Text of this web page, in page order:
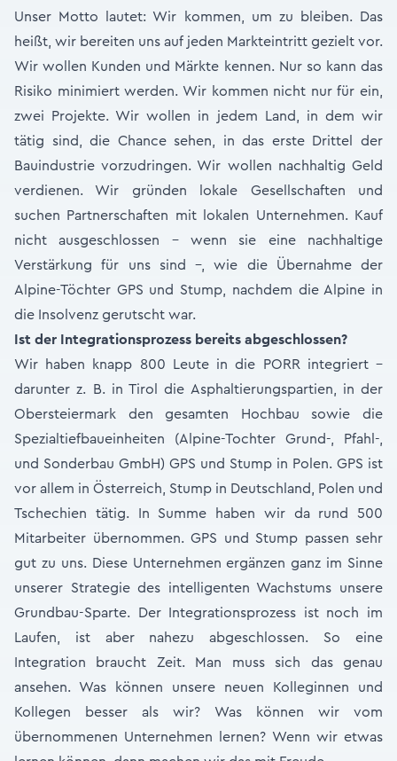
Unser Motto lautet: Wir kommen, um zu bleiben. Das
heißt, wir bereiten uns auf jeden Markteintritt gezielt vor.
Wir wollen Kunden und Märkte kennen. Nur so kann das
Risiko minimiert werden. Wir kommen nicht nur für ein,
zwei Projekte. Wir wollen in jedem Land, in dem wir
tätig sind, die Chance sehen, in das erste Drittel der
Bauindustrie vorzudringen. Wir wollen nachhaltig Geld
verdienen. Wir gründen lokale Gesellschaften und
suchen Partnerschaften mit lokalen Unternehmen. Kauf
nicht ausgeschlossen – wenn sie eine nachhaltige
Verstärkung für uns sind –, wie die Übernahme der
Alpine-Töchter GPS und Stump, nachdem die Alpine in
die Insolvenz gerutscht war.
Ist der Integrationsprozess bereits abgeschlossen?
Wir haben knapp 800 Leute in die PORR integriert –
darunter z. B. in Tirol die Asphaltierungspartien, in der
Obersteiermark den gesamten Hochbau sowie die
Spezialtiefbaueinheiten (Alpine-Tochter Grund-, Pfahl-,
und Sonderbau GmbH) GPS und Stump in Polen. GPS ist
vor allem in Österreich, Stump in Deutschland, Polen und
Tschechien tätig. In Summe haben wir da rund 500
Mitarbeiter übernommen. GPS und Stump passen sehr
gut zu uns. Diese Unternehmen ergänzen ganz im Sinne
unserer Strategie des intelligenten Wachstums unsere
Grundbau-Sparte. Der Integrationsprozess ist noch im
Laufen, ist aber nahezu abgeschlossen. So eine
Integration braucht Zeit. Man muss sich das genau
ansehen. Was können unsere neuen Kolleginnen und
Kollegen besser als wir? Was können wir vom
übernommenen Unternehmen lernen? Wenn wir etwas